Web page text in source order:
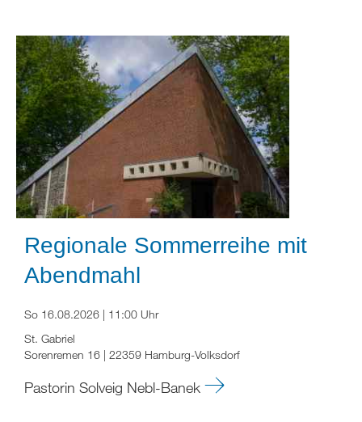
Regionale Sommerreihe mit
Abendmahl
So 16.08.2026 | 11:00 Uhr
St. Gabriel
Sorenremen 16 | 22359 Hamburg-Volksdorf
Pastorin Solveig Nebl-Banek